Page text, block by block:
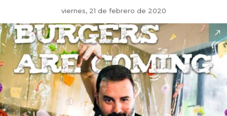
viernes, 21 de febrero de 2020